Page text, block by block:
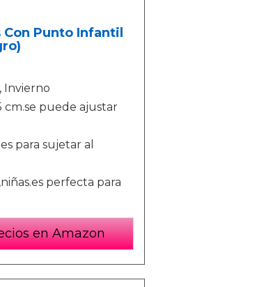
Punto Infantil
Invierno
cm.se puede ajustar
para sujetar al
perfecta para
en Amazon